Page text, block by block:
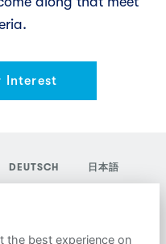
Interest
DEUTSCH 日本語
the best experience on